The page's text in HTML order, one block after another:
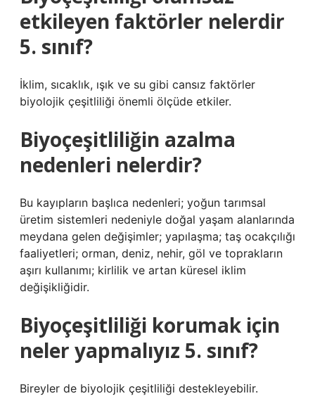
etkileyen faktörler nelerdir
5. sınıf?
İklim, sıcaklık, ışık ve su gibi cansız faktörler
biyolojik çeşitliliği önemli ölçüde etkiler.
Biyoçeşitliliğin azalma
nedenleri nelerdir?
Bu kayıpların başlıca nedenleri; yoğun tarımsal
üretim sistemleri nedeniyle doğal yaşam alanlarında
meydana gelen değişimler; yapılaşma; taş ocakçılığı
faaliyetleri; orman, deniz, nehir, göl ve toprakların
aşırı kullanımı; kirlilik ve artan küresel iklim
değişikliğidir.
Biyoçeşitliliği korumak için
neler yapmalıyız 5. sınıf?
Bireyler de biyolojik çeşitliliği destekleyebilir.